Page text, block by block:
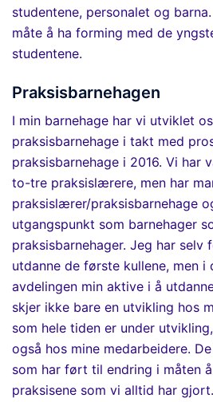
studentene, personalet og barna.
måte å ha forming med de
studentene.
Praksisbarnehagen
I min barnehage har vi utviklet
praksisbarnehage i takt med
praksisbarnehage i 2016. Vi har
to-tre praksislærere, men har
praksislærer/praksisbarnehage
utgangspunkt som barnehager
praksisbarnehager. Jeg har selv
utdanne de første kullene, men i
avdelingen min aktive i å
skjer ikke bare en utvikling hos
som hele tiden er under
også hos mine medarbeidere.
som har ført til endring i måten
praksisene som vi alltid har